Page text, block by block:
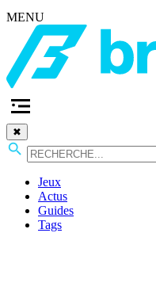
MENU
✖
Jeux
Actus
Guides
Tags